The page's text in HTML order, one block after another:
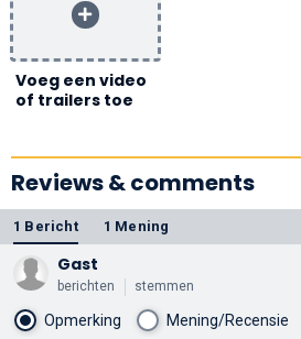
Voeg een video
of trailers toe
Reviews & comments
1 Bericht 1 Mening
Gast
berichten stemmen
Opmerking Mening/Recensie